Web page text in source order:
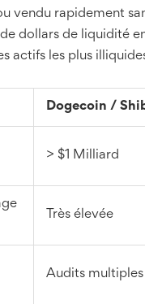
vendu rapidement
dollars de liquidité
actifs les plus
Dogecoin /
> $1 Milliard
Très élevée
Audits